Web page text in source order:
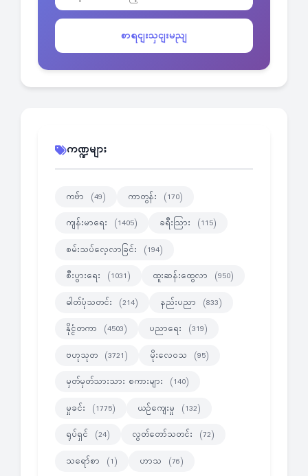
စာရငျးသှငျးမညျ
ကဏ္ဍများ
ကဗ်ာ (49) ကာတွန်း (170)
ကျန်းမာရေး (1405) ခရီးသြား (115)
စမ်းသပ်လေ့လာခြင်း (194)
စီးပွားရေး (1031) ထူးဆန်းထွေလာ (950)
ဓါတ်ပုံသတင်း (214) နည်းပညာ (833)
နိုင္ငံတကာ (4503) ပညာရေး (319)
ဗဟုသုတ (3721) မိုးလေဝသ (95)
မှတ်မှတ်သားသား စကားများ (140)
မှုခင်း (1775) ယဉ်ကျေးမှု (132)
ရုပ်ရှင် (24) လွတ်တော်သတင်း (72)
သရော်စာ (1) ဟာသ (76)